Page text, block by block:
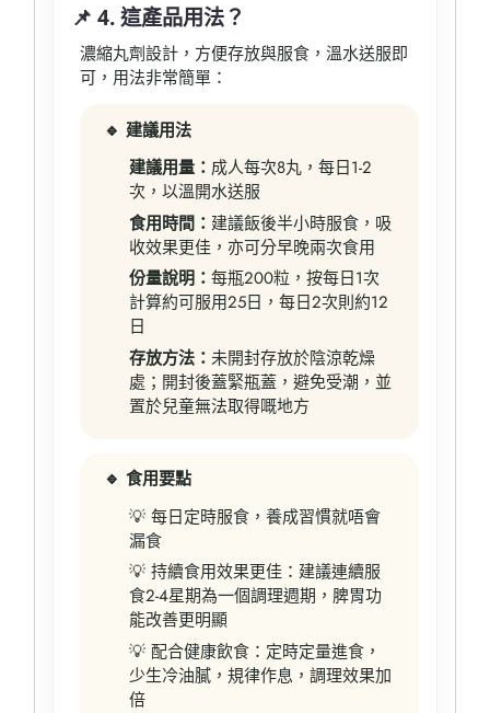
📌 4. 這產品用法？
濃縮丸劑設計，方便存放與服食，溫水送服即
可，用法非常簡單：
🔹 建議用法
建議用量： 成人每次8丸，每日1-2
次，以溫開水送服
食用時間： 建議飯後半小時服食，吸
收效果更佳，亦可分早晚兩次食用
份量說明： 每瓶200粒，按每日1次
計算約可服用25日，每日2次則約12
日
存放方法： 未開封存放於陰涼乾燥
處；開封後蓋緊瓶蓋，避免受潮，並
置於兒童無法取得嘅地方
🔹 食用要點
💡 每日定時服食，養成習慣就唔會
漏食
💡 持續食用效果更佳：建議連續服
食2-4星期為一個調理週期，脾胃功
能改善更明顯
💡 配合健康飲食：定時定量進食，
少生冷油膩，規律作息，調理效果加
倍